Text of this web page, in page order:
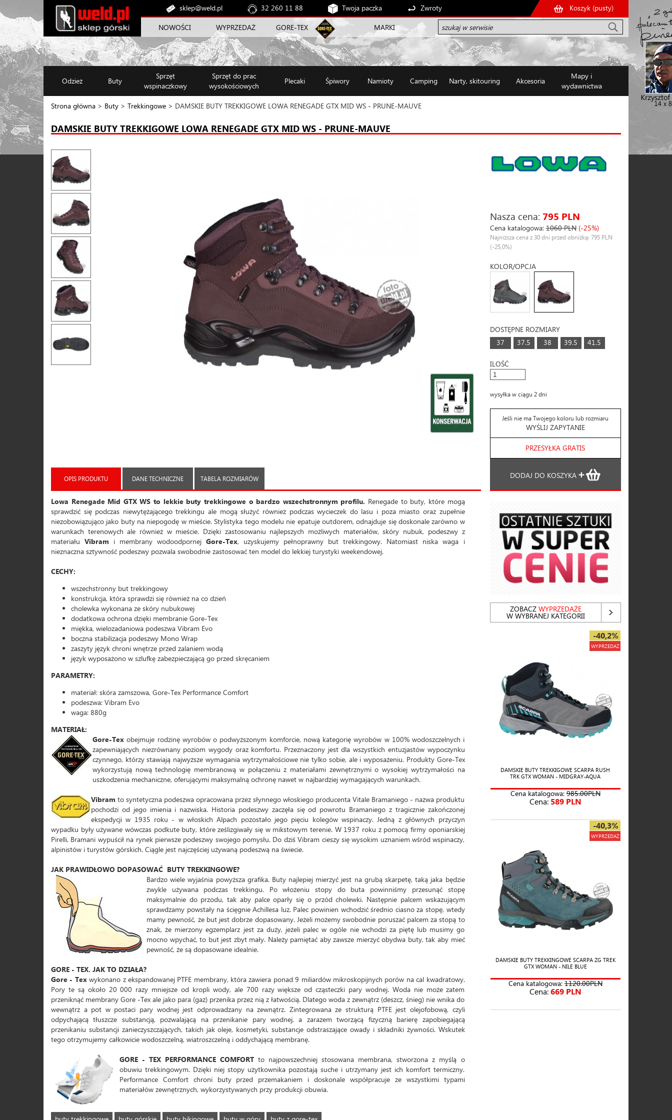
sklep@weld.pl 32 260 11 88 Twoja paczka Zwroty Koszyk (pusty)
NOWOŚCI WYPRZEDAŻ GORE-TEX MARKI
Odzież Buty
Sprzęt
wspinaczkowy
Sprzęt do prac
wysokościowych
Plecaki Śpiwory Namioty Camping Narty, skitouring Akcesoria
Mapy i
wydawnictwa
Strona główna > Buty > Trekkingowe > DAMSKIE BUTY TREKKIGOWE LOWA RENEGADE GTX MID WS - PRUNE-MAUVE
DAMSKIE BUTY TREKKIGOWE LOWA RENEGADE GTX MID WS - PRUNE-MAUVE
OPIS PRODUKTU DANE TECHNICZNE TABELA ROZMIARÓW
Nasza cena: 795 PLN
Cena katalogowa:1060 PLN (-25%)
Najniższa cena z 30 dni przed obniżką: 795 PLN
(-25,0%)
KOLOR/OPCJA
DOSTĘPNE ROZMIARY
37
37.5 38 39.5 41.5
ILOŚĆ
wysyłka w ciągu 2 dni
Jeśli nie ma Twojego koloru lub rozmiaru
WYŚLIJ ZAPYTANIE
PRZESYŁKA GRATIS
DODAJ DO KOSZYKA
Lowa Renegade Mid GTX WS to lekkie buty trekkingowe o bardzo wszechstronnym profilu. Renegade to buty, które mogą
sprawdzić się podczas niewytężającego trekkingu ale mogą służyć również podczas wycieczek do lasu i poza miasto oraz zupełnie
niezobowiązująco jako buty na niepogodę w mieście. Stylistyka tego modelu nie epatuje outdorem, odnajduje się doskonale zarówno w
warunkach terenowych ale również w mieście. Dzięki zastosowaniu najlepszych możliwych materiałów, skóry nubuk, podeszwy z
materiałuVibram i membrany wodoodpornejGore-Tex, uzyskujemy pełnoprawny but trekkingowy. Natomiast niska waga i
nieznaczna sztywność podeszwy pozwala swobodnie zastosować ten model do lekkiej turystyki weekendowej.
CECHY:
wszechstronny but trekkingowy
konstrukcja, która sprawdzi się również na co dzień
cholewka wykonana ze skóry nubukowej
dodatkowa ochrona dzięki membranie Gore-Tex
miękka, wielozadaniowa podeszwa Vibram Evo
boczna stabilizacja podeszwy Mono Wrap
zaszyty język chroni wnętrze przed zalaniem wodą
język wyposażono w szlufkę zabezpieczającą go przed skręcaniem
PARAMETRY:
materiał: skóra zamszowa, Gore-Tex Performance Comfort
podeszwa: Vibram Evo
waga: 880g
MATERIAŁ:
Gore-Tex obejmuje rodzinę wyrobów o podwyższonym komforcie, nową kategorię wyrobów w 100% wodoszczelnych i
zapewniających niezrównany poziom wygody oraz komfortu. Przeznaczony jest dla wszystkich entuzjastów wypoczynku
czynnego, którzy stawiają najwyższe wymagania wytrzymałościowe nie tylko sobie, ale i wyposażeniu. Produkty Gore-Tex
wykorzystują nową technologię membranową w połączeniu z materiałami zewnętrznymi o wysokiej wytrzymałości na
uszkodzenia mechaniczne, oferującymi maksymalną ochronę nawet w najbardziej wymagających warunkach.
Vibram to syntetyczna podeszwa opracowana przez słynnego włoskiego producenta Vitale Bramaniego - nazwa produktu
pochodzi od jego imienia i nazwiska. Historia podeszwy zaczęła się od powrotu Bramaniego z tragicznie zakończonej
ekspedycji w 1935 roku - w włoskich Alpach pozostało jego pięciu kolegów wspinaczy. Jedną z głównych przyczyn
wypadku były używane wówczas podkute buty, które ześlizgiwały się w mikstowym terenie. W 1937 roku z pomocą firmy oponiarskiej
Pirelli, Bramani wypuścił na rynek pierwsze podeszwy swojego pomysłu. Do dziś Vibram cieszy się wysokim uznaniem wśród wspinaczy,
alpinistów i turystów górskich. Ciągle jest najczęściej używaną podeszwą na świecie.
JAK PRAWIDŁOWO DOPASOWAĆ BUTY TREKKINGOWE?
Bardzo wiele wyjaśnia powyższa grafika. Buty najlepiej mierzyć jest na grubą skarpetę, taką jaka będzie
zwykle używana podczas trekkingu. Po włożeniu stopy do buta powinniśmy przesunąć stopę
maksymalnie do przodu, tak aby palce oparły się o przód cholewki. Następnie palcem wskazującym
sprawdzamy powstały na ścięgnie Achillesa luz. Palec powinien wchodzić średnio ciasno za stopę, wtedy
mamy pewność, że but jest dobrze dopasowany. Jeżeli możemy swobodnie poruszać palcem za stopą to
znak, że mierzony egzemplarz jest za duży, jeżeli palec w ogóle nie wchodzi za piętę lub musimy go
mocno wpychać, to but jest zbyt mały. Należy pamiętać aby zawsze mierzyć obydwa buty, tak aby mieć
pewność, że są dopasowane idealnie.
GORE - TEX. JAK TO DZIAŁA?
Gore - Texwykonano z ekspandowanej PTFE membrany, która zawiera ponad 9 miliardów mikroskopijnych porów na cal kwadratowy.
Pory te są około 20 000 razy mniejsze od kropli wody, ale 700 razy większe od cząsteczki pary wodnej. Woda nie może zatem
przeniknąć membrany Gore -Tex ale jako para (gaz) przenika przez nią z łatwością. Dlatego woda z zewnątrz (deszcz, śnieg) nie wnika do
wewnątrz a pot w postaci pary wodnej jest odprowadzany na zewnątrz. Zintegrowana ze strukturą PTFE jest olejofobową, czyli
odpychającą tłuszcze substancją, pozwalającą na przenikanie pary wodnej, a zarazem tworzącą fizyczną barierę zapobiegającą
przenikaniu substancji zanieczyszczających, takich jak oleje, kosmetyki, substancje odstraszające owady i składniki żywności. Wskutek
tego otrzymujemy całkowicie wodoszczelną, wiatroszczelną i oddychającą membranę.
GORE - TEX PERFORMANCE COMFORT to najpowszechniej stosowana membrana, stworzona z myślą o
obuwiu trekkingowym. Dzięki niej stopy użytkownika pozostają suche i utrzymany jest ich komfort termiczny.
Performance Comfort chroni buty przed przemakaniem i doskonale współpracuje ze wszystkimi typami
materiałów zewnętrznych, wykorzystywanych przy produkcji obuwia.
ZOBACZ WYPRZEDAŻE
W WYBRANEJ KATEGORII
-40,2%
WYPRZEDAŻ
DAMSKIE BUTY TREKKIGOWE SCARPA RUSH
TRK GTX WOMAN - MIDGRAY-AQUA
Cena katalogowa:985.00PLN
Cena: 589 PLN
-40,3%
WYPRZEDAŻ
DAMSKIE BUTY TREKKINGOWE SCARPA ZG TREK
GTX WOMAN - NILE BLUE
Cena katalogowa:1120.00PLN
Cena:669 PLN